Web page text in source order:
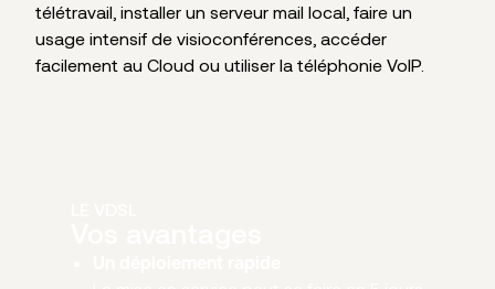
télétravail, installer un serveur mail local, faire un
usage intensif de visioconférences, accéder
facilement au Cloud ou utiliser la téléphonie VoIP.